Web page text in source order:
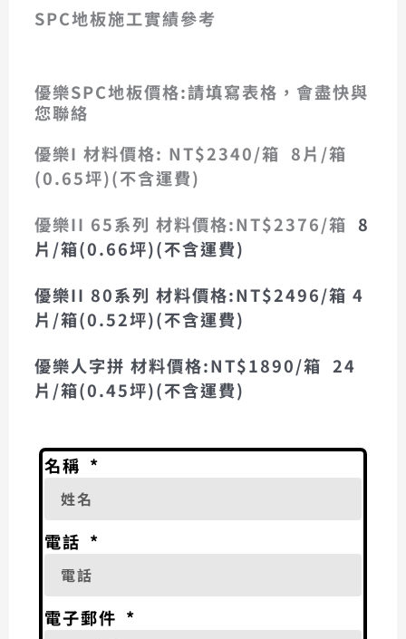
5504
5504-3D
5503
5503-3D
5502
5502-3D
5501
5501-3D
SPC地板施工實績參考
優樂SPC地板價格:請填寫表格，會盡快與
您聯絡
優樂I 材料價格: NT$2340/箱 8片/箱
(0.65坪)(不含運費)
優樂II 65系列 材料價格:NT$2376/箱 8
片/箱(0.66坪)(不含運費)
優樂II 80系列 材料價格:NT$2496/箱 4
片/箱(0.52坪)(不含運費)
優樂人字拼 材料價格:NT$1890/箱 24
片/箱(0.45坪)(不含運費)
名稱
電話
電子郵件